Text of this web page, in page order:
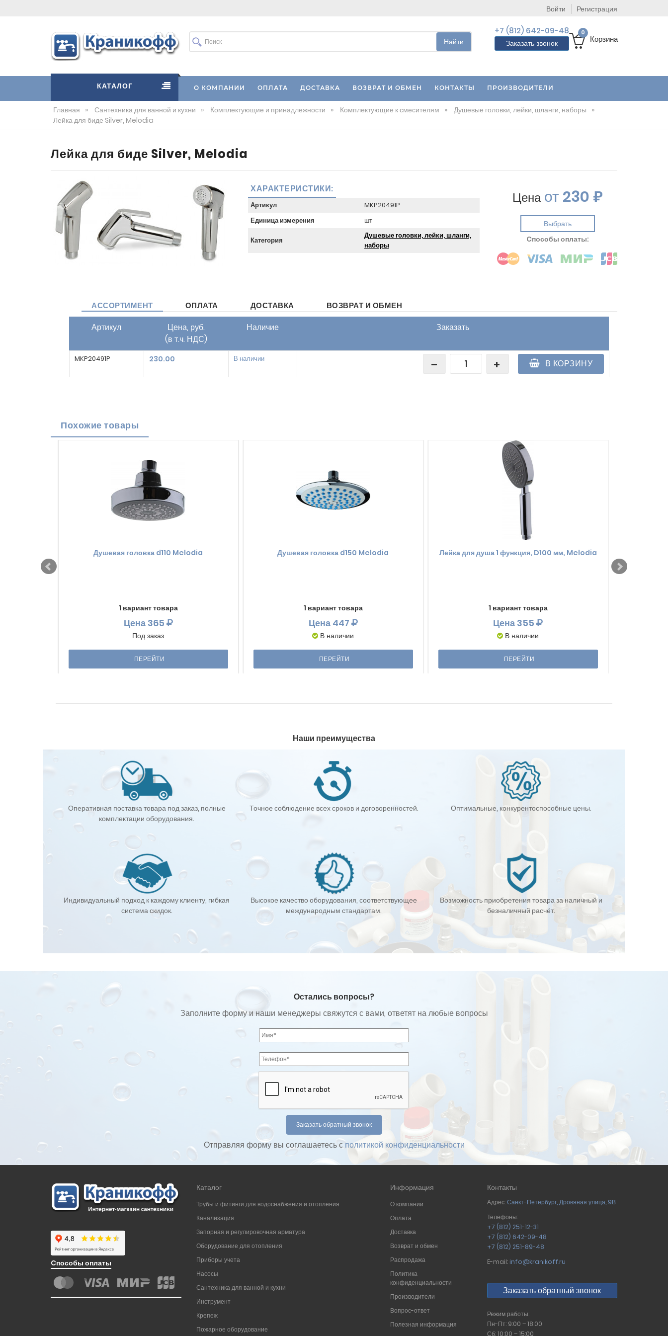
Войти Регистрация
Найти
+7 (812) 642-09-48
Заказать звонок
0
Корзина
КАТАЛОГ О КОМПАНИИ ОПЛАТА ДОСТАВКА ВОЗВРАТ И ОБМЕН КОНТАКТЫ ПРОИЗВОДИТЕЛИ
Главная » Сантехника для ванной и кухни » Комплектующие и принадлежности » Комплектующие к смесителям » Душевые головки, лейки, шланги, наборы »
Лейка для биде Silver, Melodia
Лейка для биде Silver, Melodia
ХАРАКТЕРИСТИКИ:
Артикул
MKP20491P
Единица измерения
шт
Категория
Душевые головки, лейки, шланги,
наборы
Ценаот230 ₽
Выбрать
Cпособы оплаты:
АССОРТИМЕНТ ОПЛАТА ДОСТАВКА ВОЗВРАТ И ОБМЕН
Артикул
Цена, руб.
(в т.ч. НДС)
Наличие Заказать
MKP20491P 230.00 В наличии В КОРЗИНУ
Похожие товары
Душевая головка d110 Melodia
1 вариант товара
Цена365
Под заказ
ПЕРЕЙТИ
Душевая головка d150 Melodia
1 вариант товара
Цена447
В наличии
ПЕРЕЙТИ
Лейка для душа 1 функция, D100 мм, Melodia
1 вариант товара
Цена 355
В наличии
ПЕРЕЙТИ
Наши преимущества
Оперативная поставка товара под заказ, полные
комплектации оборудования.
Точное соблюдение всех сроков и договоренностей. Оптимальные, конкурентоспособные цены.
Индивидуальный подход к каждому клиенту, гибкая
система скидок.
Высокое качество оборудования, соответствующее
международным стандартам.
Возможность приобретения товара за наличный и
безналичный расчёт.
Остались вопросы?
Заполните форму и наши менеджеры свяжутся с вами, ответят на любые вопросы
Отправляя форму вы соглашаетесь с политикой конфиденциальности
Cпособы оплаты
Каталог
Трубы и фитинги для водоснабжения и отопления
Канализация
Запорная и регулировочная арматура
Оборудование для отопления
Приборы учета
Насосы
Сантехника для ванной и кухни
Инструмент
Крепеж
Пожарное оборудование
Информация
О компании
Оплата
Доставка
Возврат и обмен
Распродажа
Политика
конфиденциальности
Производители
Вопрос-ответ
Полезная информация
Контакты
Адрес:Санкт-Петербург, Дровяная улица, 9В
Телефоны:
+7 (812) 251-12-31
+7 (812) 642-09-48
+7 (812) 251-89-48
E-mail: info@kranikoff.ru
Заказать обратный звонок
Режим работы:
Пн-Пт: 9:00 – 18:00
Сб: 10:00 – 15:00